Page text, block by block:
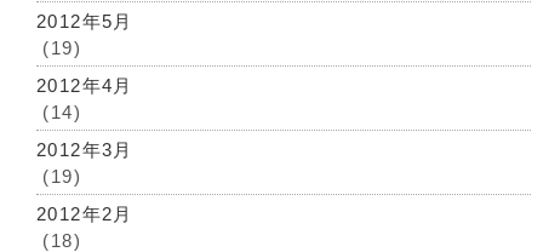
2012年5月
(19)
2012年4月
(14)
2012年3月
(19)
2012年2月
(18)